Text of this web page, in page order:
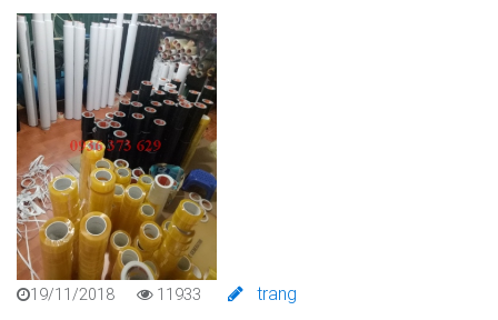
19/11/2018 11933 trang